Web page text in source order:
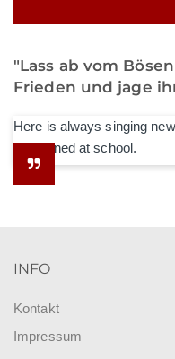
"Lass ab vom
Frieden und jage
Here is always singing
he learned at school.
INFO
Kontakt
Impressum